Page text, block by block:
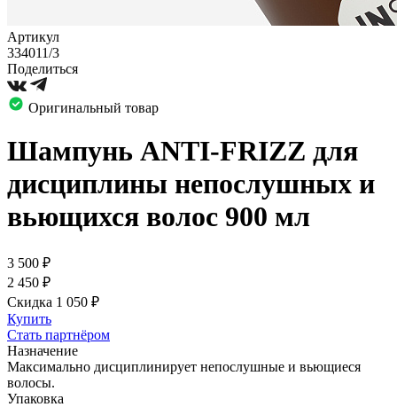
Артикул
334011/3
Поделиться
Оригинальный товар
Шампунь ANTI-FRIZZ для
дисциплины непослушных и
вьющихся волос 900 мл
3 500 ₽
2 450 ₽
Скидка 1 050 ₽
Купить
Стать партнёром
Назначение
Максимально дисциплинирует непослушные и вьющиеся
волосы.
Упаковка